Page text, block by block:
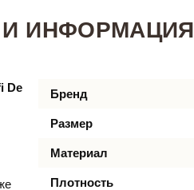
ИНФОРМАЦИЯ
De
Бренд
Размер
Материал
Плотность